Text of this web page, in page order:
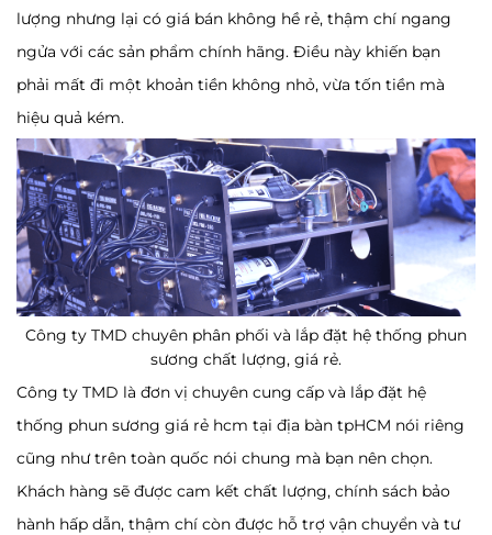
lượng nhưng lại có giá bán không hề rẻ, thậm chí ngang
ngửa với các sản phẩm chính hãng. Điều này khiến bạn
phải mất đi một khoản tiền không nhỏ, vừa tốn tiền mà
hiệu quả kém.
Công ty TMD chuyên phân phối và lắp đặt hệ thống phun
sương chất lượng, giá rẻ.
Công ty TMD là đơn vị chuyên cung cấp và lắp đặt hệ
thống phun sương giá rẻ hcm tại địa bàn tpHCM nói riêng
cũng như trên toàn quốc nói chung mà bạn nên chọn.
Khách hàng sẽ được cam kết chất lượng, chính sách bảo
hành hấp dẫn, thậm chí còn được hỗ trợ vận chuyển và tư